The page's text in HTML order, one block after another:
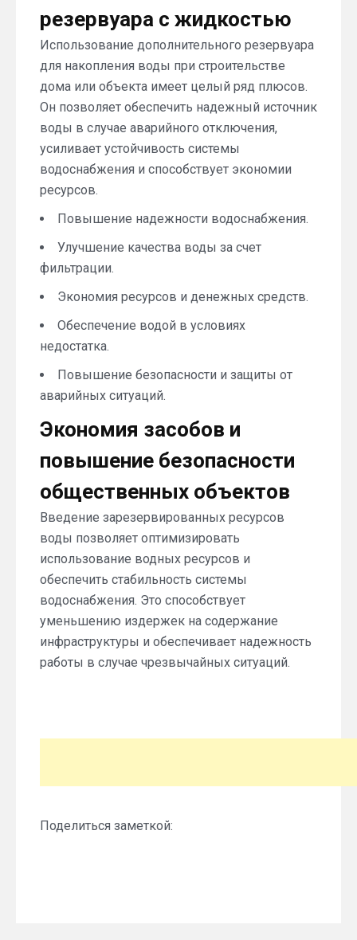
резервуара с жидкостью
Использование дополнительного резервуара
для накопления воды при строительстве
дома или объекта имеет целый ряд плюсов.
Он позволяет обеспечить надежный источник
воды в случае аварийного отключения,
усиливает устойчивость системы
водоснабжения и способствует экономии
ресурсов.
Повышение надежности водоснабжения.
Улучшение качества воды за счет
фильтрации.
Экономия ресурсов и денежных средств.
Обеспечение водой в условиях
недостатка.
Повышение безопасности и защиты от
аварийных ситуаций.
Экономия засобов и
повышение безопасности
общественных объектов
Введение зарезервированных ресурсов
воды позволяет оптимизировать
использование водных ресурсов и
обеспечить стабильность системы
водоснабжения. Это способствует
уменьшению издержек на содержание
инфраструктуры и обеспечивает надежность
работы в случае чрезвычайных ситуаций.
Поделиться заметкой: